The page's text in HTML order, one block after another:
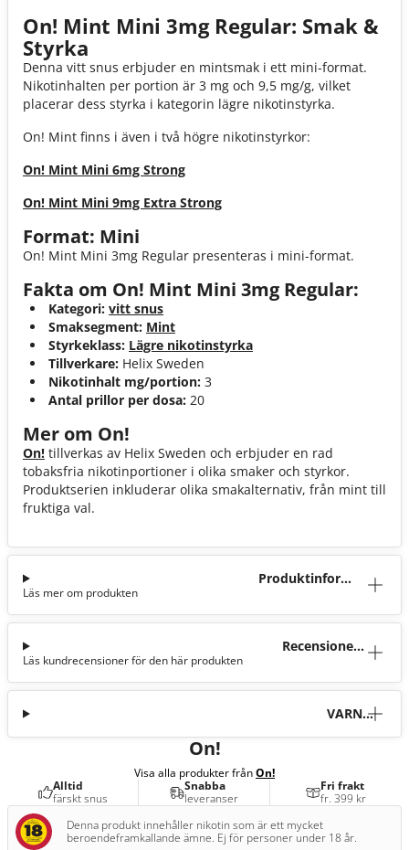
On! Mint Mini 3mg Regular: Smak &
Styrka
Denna vitt snus erbjuder en mintsmak i ett mini-format.
Nikotinhalten per portion är 3 mg och 9,5 mg/g, vilket
placerar dess styrka i kategorin lägre nikotinstyrka.
On! Mint finns i även i två högre nikotinstyrkor:
On! Mint Mini 6mg Strong
On! Mint Mini 9mg Extra Strong
Format: Mini
On! Mint Mini 3mg Regular presenteras i mini-format.
Fakta om On! Mint Mini 3mg Regular:
Kategori: vitt snus
Smaksegment: Mint
Styrkeklass: Lägre nikotinstyrka
Tillverkare: Helix Sweden
Nikotinhalt mg/portion: 3
Antal prillor per dosa: 20
Mer om On!
On! tillverkas av Helix Sweden och erbjuder en rad
tobaksfria nikotinportioner i olika smaker och styrkor.
Produktserien inkluderar olika smakalternativ, från mint till
fruktiga val.
Produktinforma
Läs mer om produkten
Recensioner
Läs kundrecensioner för den här produkten
VARNI
On!
Visa alla produkter frånOn!
Alltid
färskt snus
Snabba
leveranser
Fri frakt
fr. 399 kr
Denna produkt innehåller nikotin som är ett mycket
beroendeframkallande ämne. Ej för personer under 18 år.